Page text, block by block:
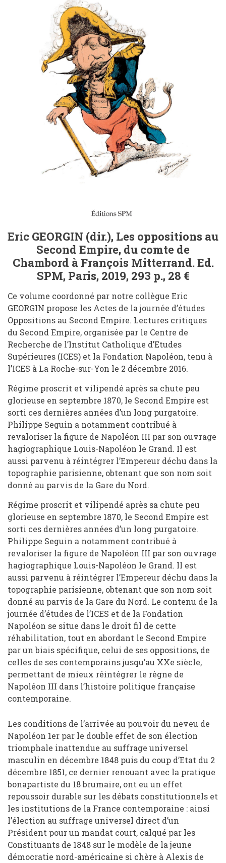
Eric GEORGIN (dir.), Les oppositions au
Second Empire, du comte de
Chambord à François Mitterrand. Ed.
SPM, Paris, 2019, 293 p., 28 €
Ce volume coordonné par notre collègue Eric
GEORGIN propose les Actes de la journée d’études
Oppositions au Second Empire. Lectures critiques
du Second Empire, organisée par le Centre de
Recherche de l’Institut Catholique d’Etudes
Supérieures (ICES) et la Fondation Napoléon, tenu à
l’ICES à La Roche-sur-Yon le 2 décembre 2016.
Régime proscrit et vilipendé après sa chute peu
glorieuse en septembre 1870, le Second Empire est
sorti ces dernières années d’un long purgatoire.
Philippe Seguin a notamment contribué à
revaloriser la figure de Napoléon III par son ouvrage
hagiographique Louis-Napoléon le Grand. Il est
aussi parvenu à réintégrer l’Empereur déchu dans la
topographie parisienne, obtenant que son nom soit
donné au parvis de la Gare du Nord.
Régime proscrit et vilipendé après sa chute peu
glorieuse en septembre 1870, le Second Empire est
sorti ces dernières années d’un long purgatoire.
Philippe Seguin a notamment contribué à
revaloriser la figure de Napoléon III par son ouvrage
hagiographique Louis-Napoléon le Grand. Il est
aussi parvenu à réintégrer l’Empereur déchu dans la
topographie parisienne, obtenant que son nom soit
donné au parvis de la Gare du Nord. Le contenu de la
journée d’études de l’ICES et de la Fondation
Napoléon se situe dans le droit fil de cette
réhabilitation, tout en abordant le Second Empire
par un biais spécifique, celui de ses oppositions, de
celles de ses contemporains jusqu’au XXe siècle,
permettant de mieux réintégrer le règne de
Napoléon III dans l’histoire politique française
contemporaine.
Les conditions de l’arrivée au pouvoir du neveu de
Napoléon 1er par le double effet de son élection
triomphale inattendue au suffrage universel
masculin en décembre 1848 puis du coup d’Etat du 2
décembre 1851, ce dernier renouant avec la pratique
bonapartiste du 18 brumaire, ont eu un effet
repoussoir durable sur les débats constitutionnels et
les institutions de la France contemporaine : ainsi
l’élection au suffrage universel direct d’un
Président pour un mandat court, calqué par les
Constituants de 1848 sur le modèle de la jeune
démocratie nord-américaine si chère à Alexis de